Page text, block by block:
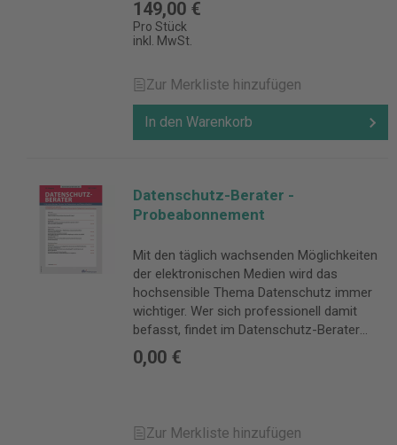
149,00 €
Pro Stück
inkl. MwSt.
Zur Merkliste hinzufügen
In den Warenkorb
Datenschutz-Berater -
Probeabonnement
Mit den täglich wachsenden Möglichkeiten
der elektronischen Medien wird das
hochsensible Thema Datenschutz immer
wichtiger. Wer sich professionell damit
befasst, findet im Datenschutz-Berater
aktuelles Fachwissen. Monatlich berichten
in diesem Informationsdienst führende
Systeme für den sicheren Einsatz von E-
Business oder aktuelle
0,00 €
Zur Merkliste hinzufügen